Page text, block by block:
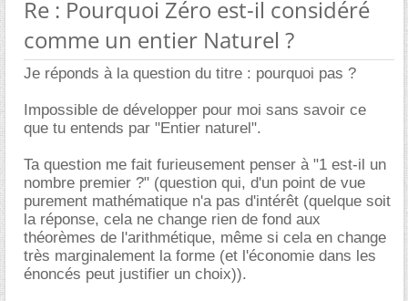
Re : Pourquoi Zéro est-il considéré
comme un entier Naturel ?
Je réponds à la question du titre : pourquoi pas ?
Impossible de développer pour moi sans savoir ce
que tu entends par "Entier naturel".
Ta question me fait furieusement penser à "1 est-il un
nombre premier ?" (question qui, d'un point de vue
purement mathématique n'a pas d'intérêt (quelque soit
la réponse, cela ne change rien de fond aux
théorèmes de l'arithmétique, même si cela en change
très marginalement la forme (et l'économie dans les
énoncés peut justifier un choix)).